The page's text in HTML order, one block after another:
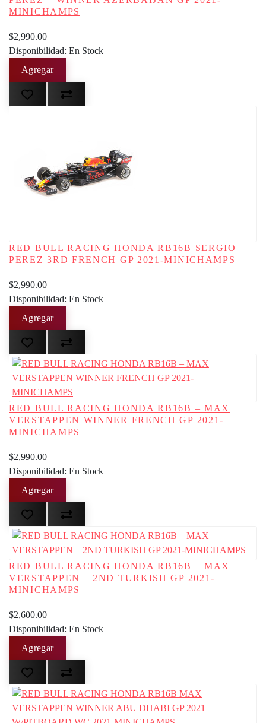
MINICHAMPS
$2,990.00
Disponibilidad: En Stock
RED BULL RACING HONDA RB16B SERGIO
PEREZ 3RD FRENCH GP 2021-MINICHAMPS
$2,990.00
Disponibilidad: En Stock
RED BULL RACING HONDA RB16B – MAX
VERSTAPPEN WINNER FRENCH GP 2021-
MINICHAMPS
$2,990.00
Disponibilidad: En Stock
RED BULL RACING HONDA RB16B – MAX
VERSTAPPEN – 2ND TURKISH GP 2021-
MINICHAMPS
$2,600.00
Disponibilidad: En Stock